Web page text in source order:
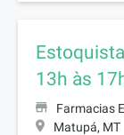
13h às
Farmacias
Matupá, MT